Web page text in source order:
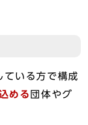
いる方で構成
める 団体やグ